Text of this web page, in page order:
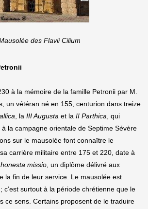
des Flavii Cilium
à la mémoire de la famille Petronii par M.
un vétéran né en 155, centurion dans treize
, la III Augusta et la II Parthica, qui
la campagne orientale de Septime Sévère
sur le mausolée font connaître le
carrière militaire entre 175 et 220, date à
honesta missio, un diplôme délivré aux
la fin de leur service. Le mausolée est
; c’est surtout à la période chrétienne que le
ce sens. Certains proposent de le traduire